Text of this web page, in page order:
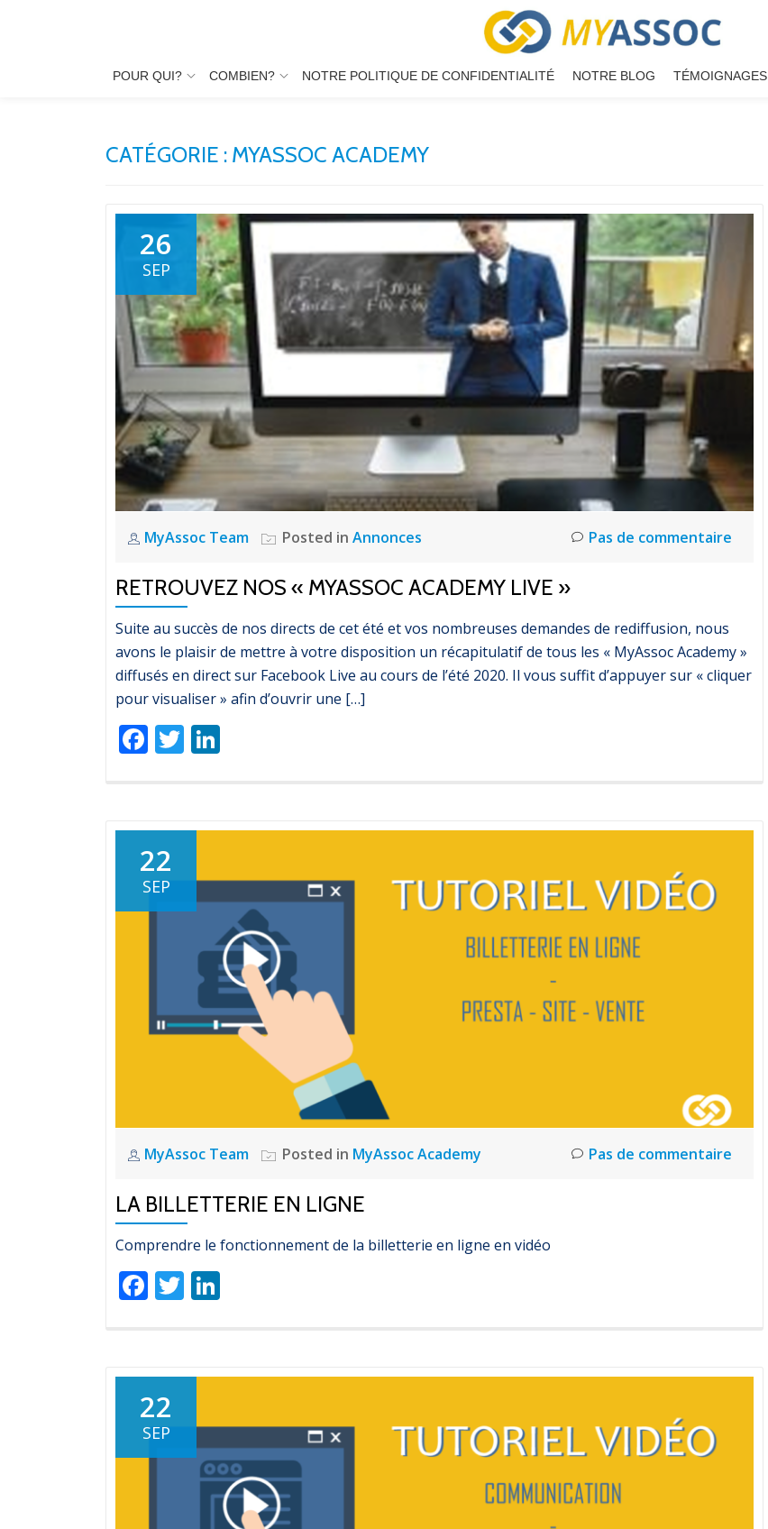
POUR QUI? COMBIEN? NOTRE POLITIQUE DE CONFIDENTIALITÉ NOTRE BLOG TÉMOIGNAGES
CATÉGORIE : MYASSOC ACADEMY
26
SEP
MyAssoc Team Posted in Annonces Pas de commentaire
RETROUVEZ NOS « MYASSOC ACADEMY LIVE »
Suite au succès de nos directs de cet été et vos nombreuses demandes de rediffusion, nous
avons le plaisir de mettre à votre disposition un récapitulatif de tous les « MyAssoc Academy »
diffusés en direct sur Facebook Live au cours de l’été 2020. Il vous suffit d’appuyer sur « cliquer
pour visualiser » afin d’ouvrir une […]
Facebook
Twitter
22
SEP
MyAssoc Team Posted in MyAssoc Academy Pas de commentaire
LA BILLETTERIE EN LIGNE
Comprendre le fonctionnement de la billetterie en ligne en vidéo
Facebook
Twitter
22
SEP